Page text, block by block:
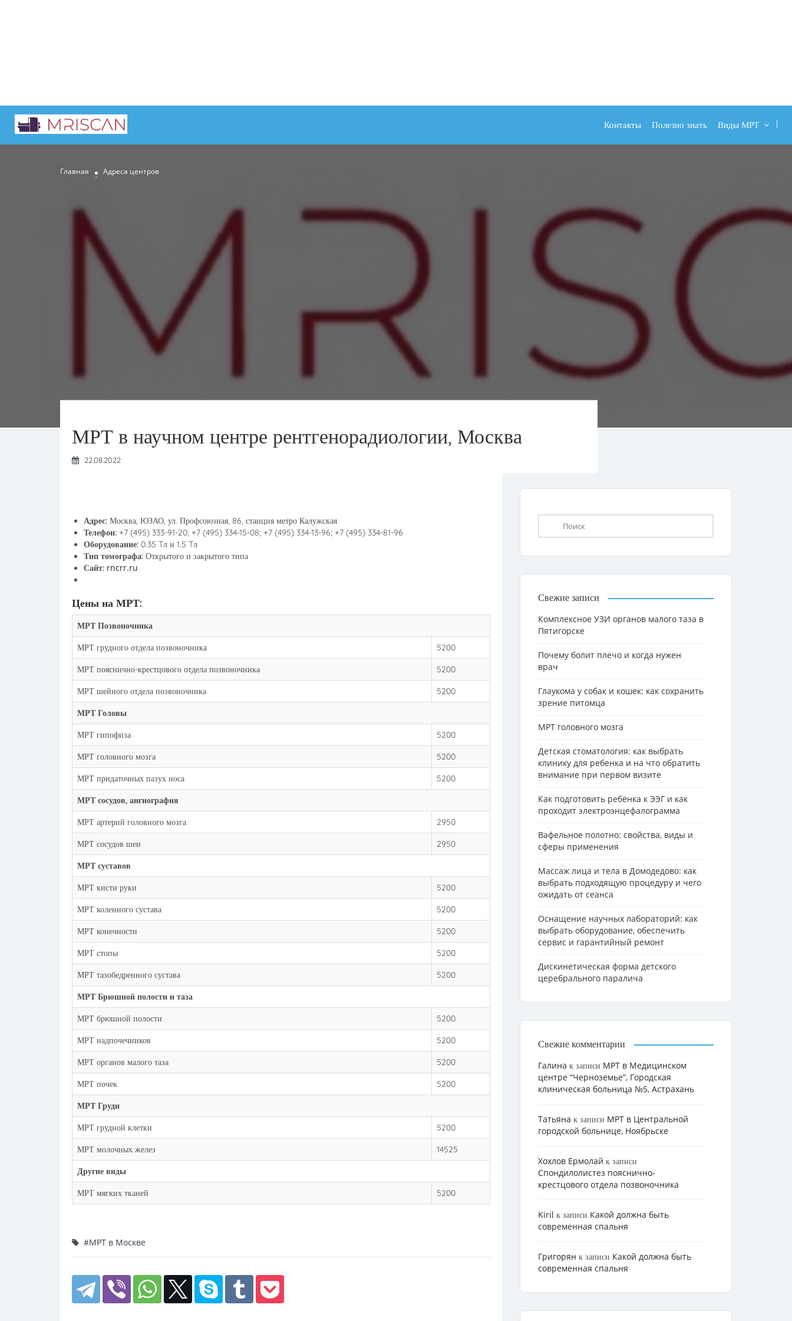
Контакты Полезно знать Виды МРТ
Главная Адреса центров
МРТ в научном центре рентгенорадиологии, Москва
22.08.2022
Адрес: Москва, ЮЗАО, ул. Профсоюзная, 86, станция метро Калужская
Телефон: +7 (495) 333-91-20; +7 (495) 334-15-08; +7 (495) 334-13-96; +7 (495) 334-81-96
Оборудование: 0.35 Tл и 1.5 Tл
Тип томографа: Открытого и закрытого типа
Сайт: rncrr.ru
Цены на МРТ:
МРТ Позвоночника
МРТ грудного отдела позвоночника 5200
МРТ пояснично-крестцового отдела позвоночника 5200
МРТ шейного отдела позвоночника 5200
МРТ Головы
МРТ гипофиза 5200
МРТ головного мозга 5200
МРТ придаточных пазух носа 5200
МРТ сосудов, ангиография
МРТ артерий головного мозга 2950
МРТ сосудов шеи 2950
МРТ суставов
МРТ кисти руки 5200
МРТ коленного сустава 5200
МРТ конечности 5200
МРТ стопы 5200
МРТ тазобедренного сустава 5200
МРТ Брюшной полости и таза
МРТ брюшной полости 5200
МРТ надпочечников 5200
МРТ органов малого таза 5200
МРТ почек 5200
МРТ Груди
МРТ грудной клетки 5200
МРТ молочных желез 14525
Другие виды
МРТ мягких тканей 5200
#МРТ в Москве
Свежие записи
Комплексное УЗИ органов малого таза в
Пятигорске
Почему болит плечо и когда нужен
врач
Глаукома у собак и кошек: как сохранить
зрение питомца
МРТ головного мозга
Детская стоматология: как выбрать
клинику для ребенка и на что обратить
внимание при первом визите
Как подготовить ребёнка к ЭЭГ и как
проходит электроэнцефалограмма
Вафельное полотно: свойства, виды и
сферы применения
Массаж лица и тела в Домодедово: как
выбрать подходящую процедуру и чего
ожидать от сеанса
Оснащение научных лабораторий: как
выбрать оборудование, обеспечить
сервис и гарантийный ремонт
Дискинетическая форма детского
церебрального паралича
Свежие комментарии
Галина к записи МРТ в Медицинском
центре “Черноземье”, Городская
клиническая больница №5, Астрахань
Татьяна к записи МРТ в Центральной
городской больнице, Ноябрьске
Хохлов Ермолай к записи
Cпондилолистез пояснично-
крестцового отдела позвоночника
Kiril к записи Какой должна быть
современная спальня
Григорян к записи Какой должна быть
современная спальня